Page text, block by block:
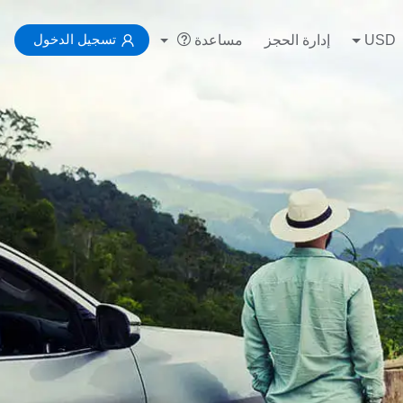
USD إدارة الحجز مساعدة تسجيل الدخول